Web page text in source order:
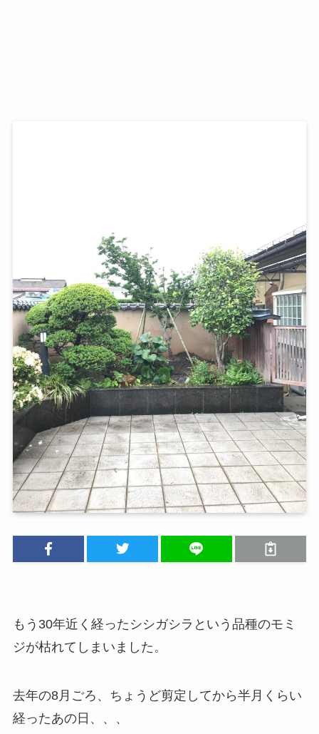
もう30年近く経ったシシガシラという品種のモミ
ジが枯れてしまいました。
去年の8月ごろ、ちょうど剪定してから半月くらい
経ったあの日、、、